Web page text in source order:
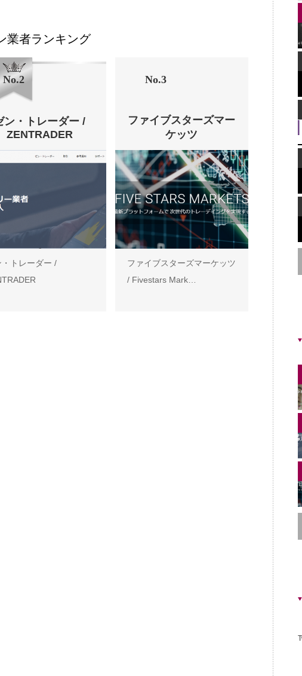
業者ランキング
No.2
ン・トレーダー /
ZENTRADER
・トレーダー /
No.3
ファイブスターズマー
ケッツ
ファイブスターズマーケッツ
/ Fivestars Mark…